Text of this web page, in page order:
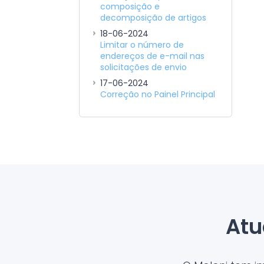
composição e
decomposição de artigos
18-06-2024
Limitar o número de
endereços de e-mail nas
solicitações de envio
17-06-2024
Correção no Painel Principal